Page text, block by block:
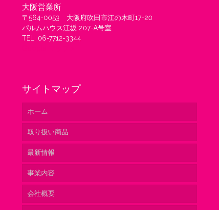
大阪営業所
〒564-0053 大阪府吹田市江の木町17-20
パルムハウス江坂 207-A号室
TEL: 06-7712-3344
サイトマップ
ホーム
取り扱い商品
ベトナム
オランダ
コロンビア
最新情報
事業内容
ネットワーク
会社概要